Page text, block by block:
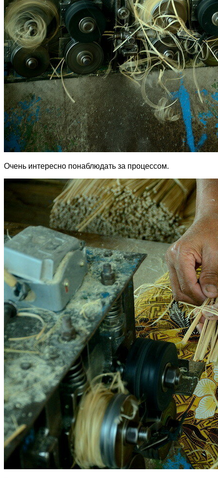
Очень интересно понаблюдать за процессом.